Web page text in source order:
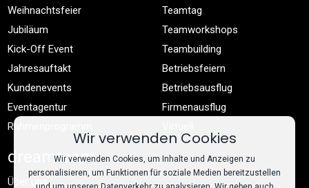
Weihnachtsfeier
Jubiläum
Kick-Off Event
Jahresauftakt
Kundenevents
Eventagentur
Rahmenprogramm
Teamtag
Teamworkshops
Teambuilding
Betriebsfeiern
Betriebsausflug
Firmenausflug
dreamteam
Über uns
Wir verwenden Cookies
Wir verwenden Cookies, um Inhalte und Anzeigen zu
personalisieren, um Funktionen für soziale Medien bereitzustellen